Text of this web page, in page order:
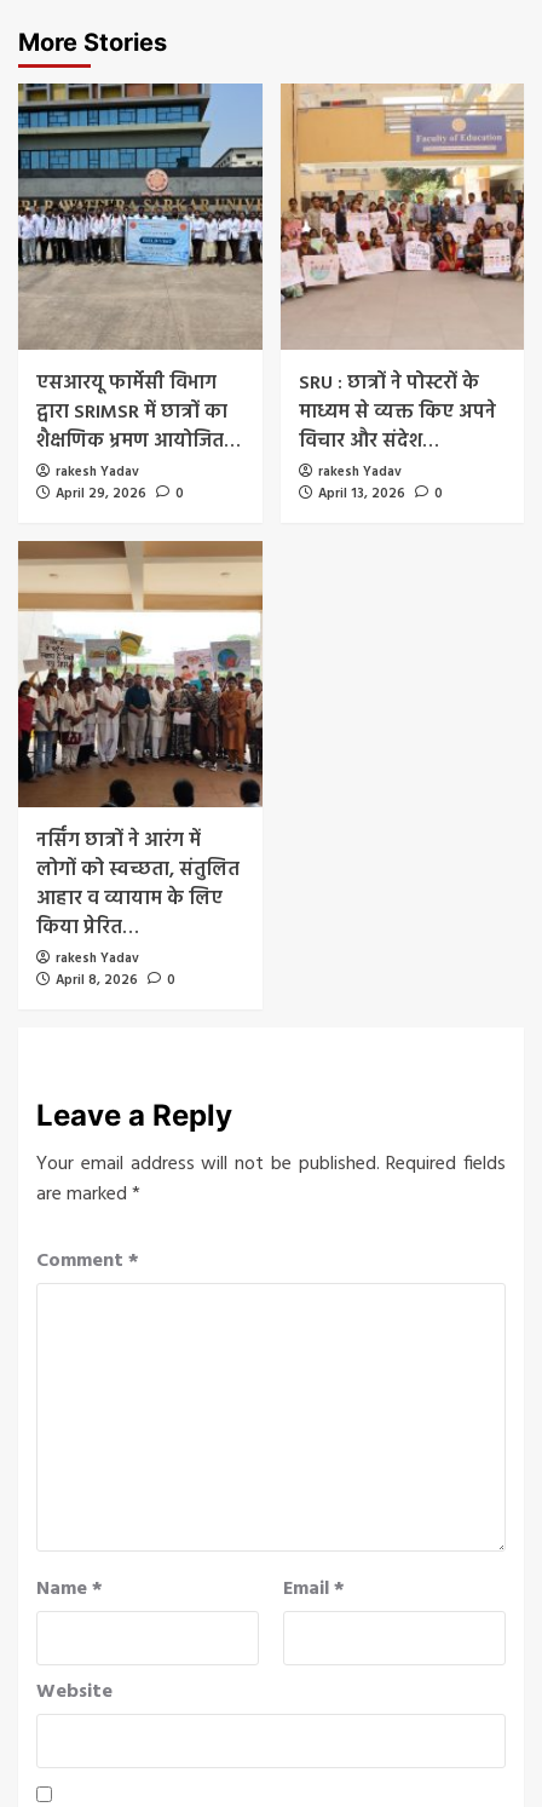
More Stories
एसआरयू फार्मेसी विभाग
द्वारा SRIMSR में छात्रों का
शैक्षणिक भ्रमण आयोजित…
rakesh Yadav
April 29, 2026
0
SRU : छात्रों ने पोस्टरों के
माध्यम से व्यक्त किए अपने
विचार और संदेश…
rakesh Yadav
April 13, 2026
0
नर्सिंग छात्रों ने आरंग में
लोगों को स्वच्छता, संतुलित
आहार व व्यायाम के लिए
किया प्रेरित…
rakesh Yadav
April 8, 2026
0
Leave a Reply
Your email address will not be published. Required fields
are marked*
Comment*
Name* Email*
Website